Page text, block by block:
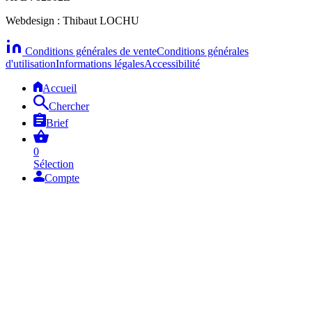
Webdesign : Thibaut LOCHU
Conditions générales de venteConditions générales
d'utilisationInformations légalesAccessibilité
Accueil
Chercher
Brief
0
Sélection
Compte